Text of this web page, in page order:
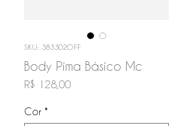
SKU: 383302OFF
Body Pima Básico Mc
R$ 128,00Preço
Cor *